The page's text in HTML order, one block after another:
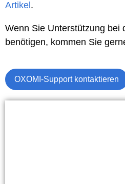
Artikel.
Wenn Sie Unterstützung bei
benötigen, kommen Sie
OXOMI-Support kontaktieren